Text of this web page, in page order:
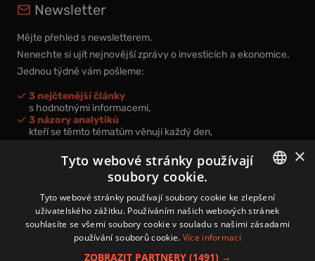
Newsletter
Mějte přehled s newsletterem.
Nenechte si ujít nejnovější zprávy o investicích a ekonomice.
Jednou týdně vám pošleme:
3 nejčtenější články
s hodnotnými informacemi,
3 názory analytiků
kteří se těmto tématům věnují každý den,
nová videa a podcasty
k prohloubení vašich znalostí.
Přihlášením k newsletteru vyjadřujete svůj souhlas spodmínkami
zpracování osobních údajů.
CZECH
×
Tyto webové stránky používají
soubory cookie.
Tyto webové stránky používají soubory cookie ke zlepšení
uživatelského zážitku. Používáním našich webových stránek
souhlasíte se všemi soubory cookie v souladu s našimi zásadami
používání souborů cookie. Více informací
ZOBRAZIT PARTNERY (1491) →